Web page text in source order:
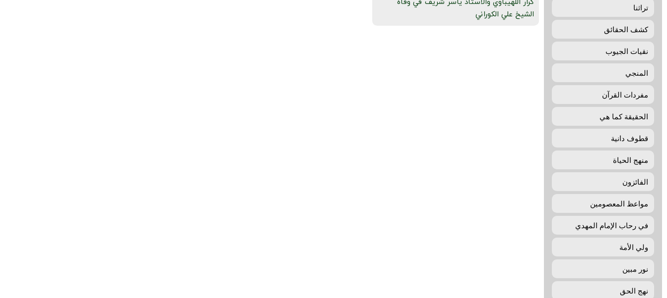
تراثنا
كشف الحقائق
نقيات الجيوب
المنجي
مفردات القرآن
الحقيقة كما هي
قطوف دانية
منهج الحياة
الفائزون
مواعظ المعصومين
في رحاب الإمام المهدي
ولي الأمة
نور مبين
نهج الحق
كرار اللهيباوي والاستاذ ياسر شريف في وفاة
الشيخ علي الكوراني